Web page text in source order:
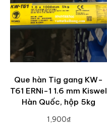
Que hàn Tig gang KW-
T61 ERNi-1 1.6 mm Kiswel
Hàn Quốc, hộp 5kg
1,900₫